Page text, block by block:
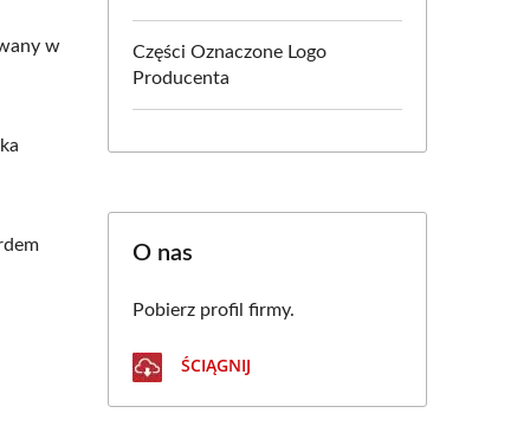
w
Części Oznaczone Logo
Producenta
O nas
Pobierz profil firmy.
ŚCIĄGNIJ